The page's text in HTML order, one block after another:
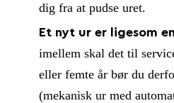
dig fra at pudse uret.
Et nyt ur er ligesom
imellem skal det til
eller femte år bør du
(mekanisk ur med